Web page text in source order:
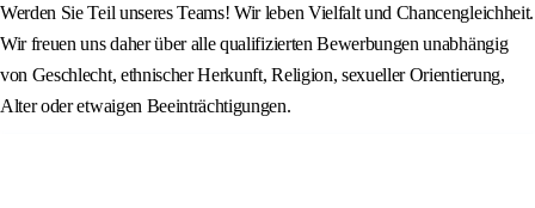
Werden Sie Teil unseres Teams! Wir leben Vielfalt und Chancengleichheit.
Wir freuen uns daher über alle qualifizierten Bewerbungen unabhängig
von Geschlecht, ethnischer Herkunft, Religion, sexueller Orientierung,
Alter oder etwaigen Beeinträchtigungen.